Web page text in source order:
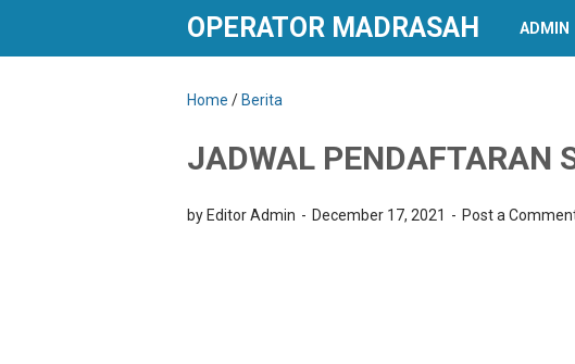
OPERATOR MADRASAH ADMIN
Home / Berita
JADWAL PENDAFTARAN
by Editor Admin December 17, 2021 Post a